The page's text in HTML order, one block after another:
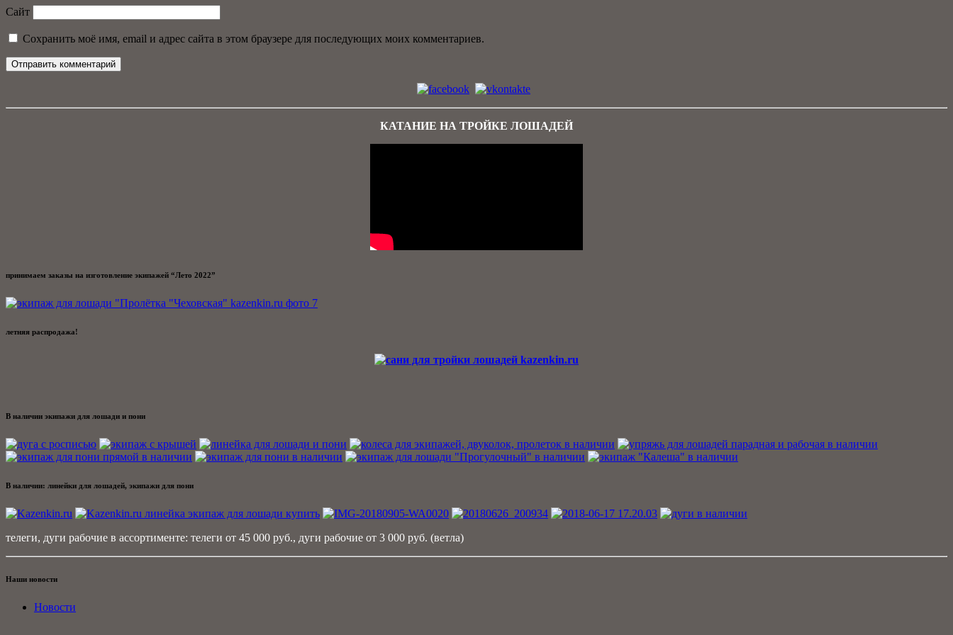
Сайт
Сохранить моё имя, email и адрес сайта в этом браузере для последующих моих комментариев.
КАТАНИЕ НА ТРОЙКЕ ЛОШАДЕЙ
принимаем заказы на изготовление экипажей “Лето 2022”
летняя распродажа!
В наличии экипажи для лошади и пони
В наличии: линейки для лошадей, экипажи для пони
телеги, дуги рабочие в ассортименте: телеги от 45 000 руб., дуги рабочие от 3 000 руб. (ветла)
Наши новости
Новости